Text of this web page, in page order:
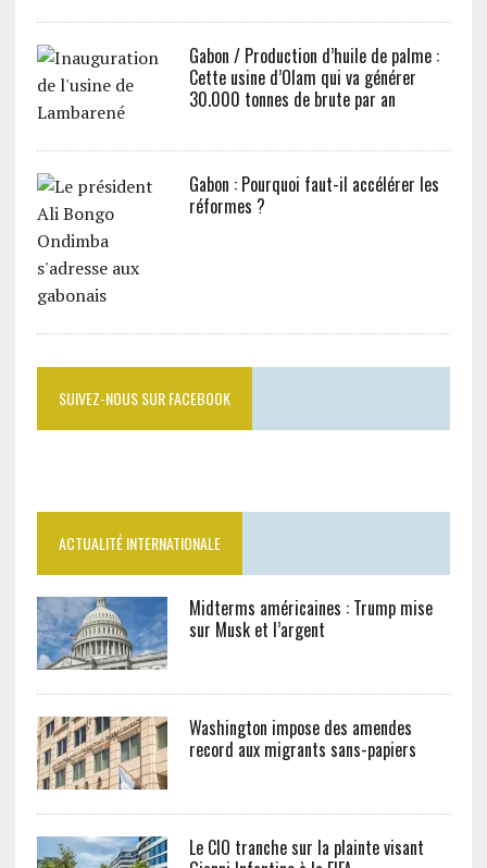
Gabon / Production d’huile de palme :
Cette usine d’Olam qui va générer
30.000 tonnes de brute par an
Gabon : Pourquoi faut-il accélérer les
réformes ?
SUIVEZ-NOUS SUR FACEBOOK
ACTUALITÉ INTERNATIONALE
Midterms américaines : Trump mise
sur Musk et l’argent
Washington impose des amendes
record aux migrants sans-papiers
Le CIO tranche sur la plainte visant